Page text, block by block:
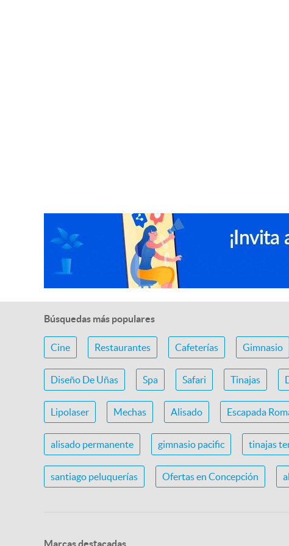
Búsquedas más populares
Cine Restaurantes Cafeterías Gimnasio
Diseño De Uñas Spa Safari Tinajas
Lipolaser Mechas Alisado Escapada
alisado permanente gimnasio pacific tinajas
santiago peluquerías Ofertas en Concepción